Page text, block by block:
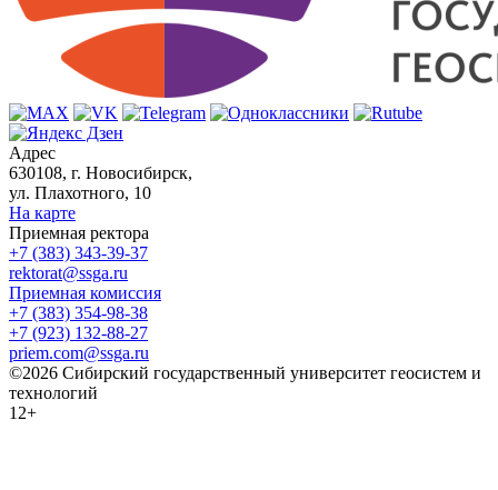
Адрес
630108, г. Новосибирск,
ул. Плахотного, 10
На карте
Приемная ректора
+7 (383) 343-39-37
rektorat@ssga.ru
Приемная комиссия
+7 (383) 354-98-38
+7 (923) 132-88-27
priem.com@ssga.ru
©2026 Сибирский государственный университет геосистем и
технологий
12+